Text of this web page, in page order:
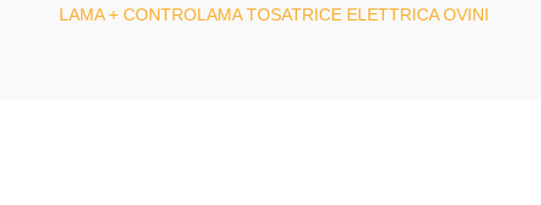
LAMA + CONTROLAMA TOSATRICE ELETTRICA OVINI